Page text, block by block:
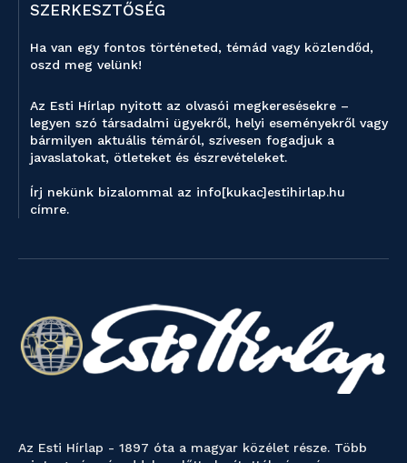
SZERKESZTŐSÉG
Ha van egy fontos történeted, témád vagy közlendőd,
oszd meg velünk!
Az Esti Hírlap nyitott az olvasói megkeresésekre –
legyen szó társadalmi ügyekről, helyi eseményekről vagy
bármilyen aktuális témáról, szívesen fogadjuk a
javaslatokat, ötleteket és észrevételeket.
Írj nekünk bizalommal az info[kukac]estihirlap.hu
címre.
Az Esti Hírlap - 1897 óta a magyar közélet része. Több